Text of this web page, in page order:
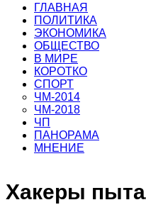
ГЛАВНАЯ
ПОЛИТИКА
ЭКОНОМИКА
ОБЩЕСТВО
В МИРЕ
КОРОТКО
СПОРТ
ЧМ-2014
ЧМ-2018
ЧП
ПАНОРАМА
МНЕНИЕ
Хакеры